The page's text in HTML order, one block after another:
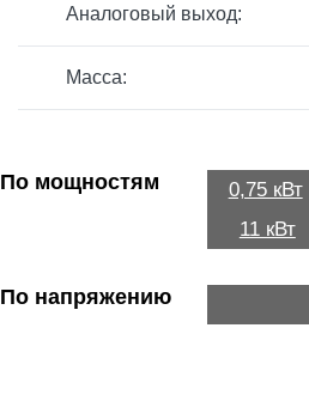
Аналоговый выход:
Масса:
По мощностям 0,75 кВт
11 кВт
По напряжению